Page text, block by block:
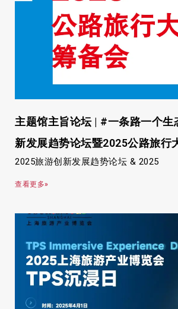
主题馆主旨论坛 | #一条路一个生
新发展趋势论坛暨2025公路旅行
2025旅游创新发展趋势论坛 & 2025
查看更多»